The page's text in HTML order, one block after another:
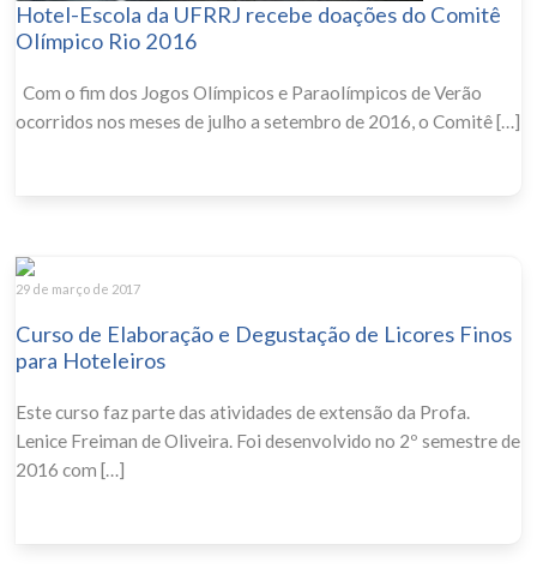
Hotel-Escola da UFRRJ recebe doações do Comitê
Olímpico Rio 2016
Com o fim dos Jogos Olímpicos e Paraolímpicos de Verão
ocorridos nos meses de julho a setembro de 2016, o Comitê […]
29 de março de 2017
Curso de Elaboração e Degustação de Licores Finos
para Hoteleiros
Este curso faz parte das atividades de extensão da Profa.
Lenice Freiman de Oliveira. Foi desenvolvido no 2º semestre de
2016 com […]